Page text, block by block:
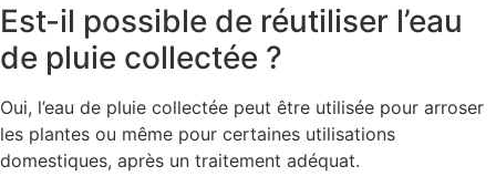
Est-il possible de réutiliser l’eau
de pluie collectée ?
Oui, l’eau de pluie collectée peut être utilisée pour arroser
les plantes ou même pour certaines utilisations
domestiques, après un traitement adéquat.